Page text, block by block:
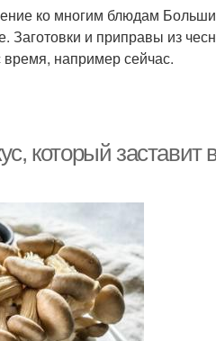
ко многим блюдам
и приправы из
например сейчас.
который заставит